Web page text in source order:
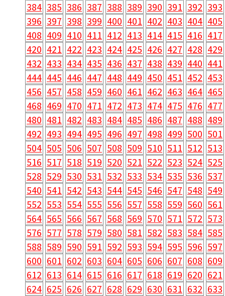
384 385 386 387 388 389 390 391 392 393
396 397 398 399 400 401 402 403 404 405
408 409 410 411 412 413 414 415 416 417
420 421 422 423 424 425 426 427 428 429
432 433 434 435 436 437 438 439 440 441
444 445 446 447 448 449 450 451 452 453
456 457 458 459 460 461 462 463 464 465
468 469 470 471 472 473 474 475 476 477
480 481 482 483 484 485 486 487 488 489
492 493 494 495 496 497 498 499 500 501
504 505 506 507 508 509 510 511 512 513
516 517 518 519 520 521 522 523 524 525
528 529 530 531 532 533 534 535 536 537
540 541 542 543 544 545 546 547 548 549
552 553 554 555 556 557 558 559 560 561
564 565 566 567 568 569 570 571 572 573
576 577 578 579 580 581 582 583 584 585
588 589 590 591 592 593 594 595 596 597
600 601 602 603 604 605 606 607 608 609
612 613 614 615 616 617 618 619 620 621
624 625 626 627 628 629 630 631 632 633